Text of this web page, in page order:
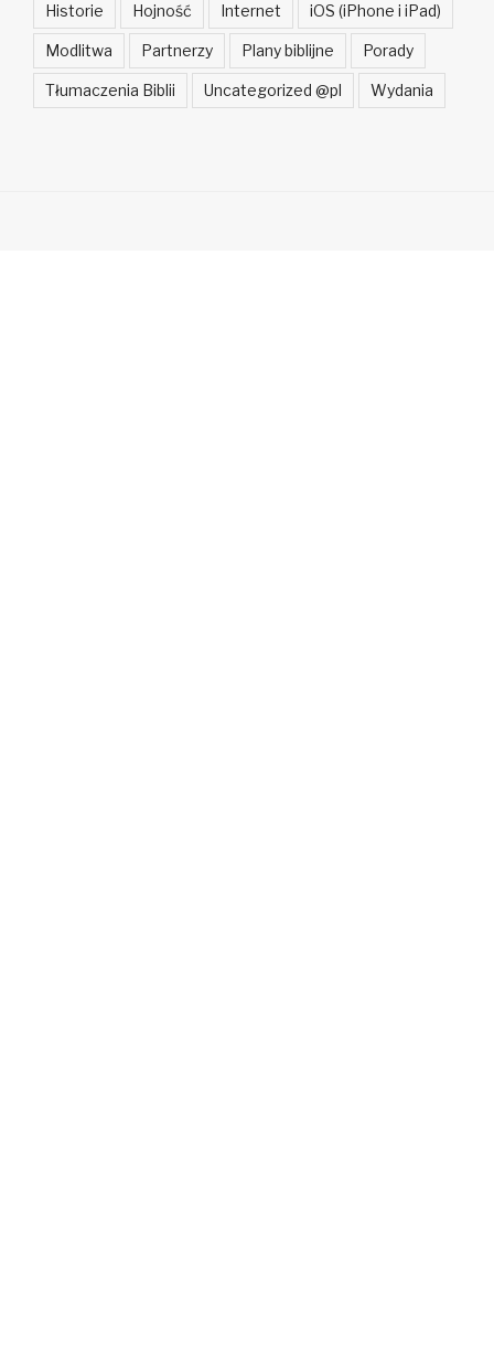
Historie Hojność Internet iOS (iPhone i iPad)
Modlitwa Partnerzy Plany biblijne Porady
Tłumaczenia Biblii Uncategorized @pl Wydania